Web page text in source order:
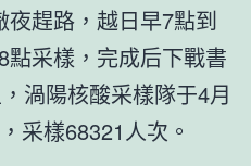
趕路，越日早7點到
采樣，完成后下戰書
渦陽核酸采樣隊于4月
采樣68321人次。